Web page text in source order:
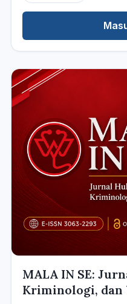
MALA IN SE:
Kriminologi,